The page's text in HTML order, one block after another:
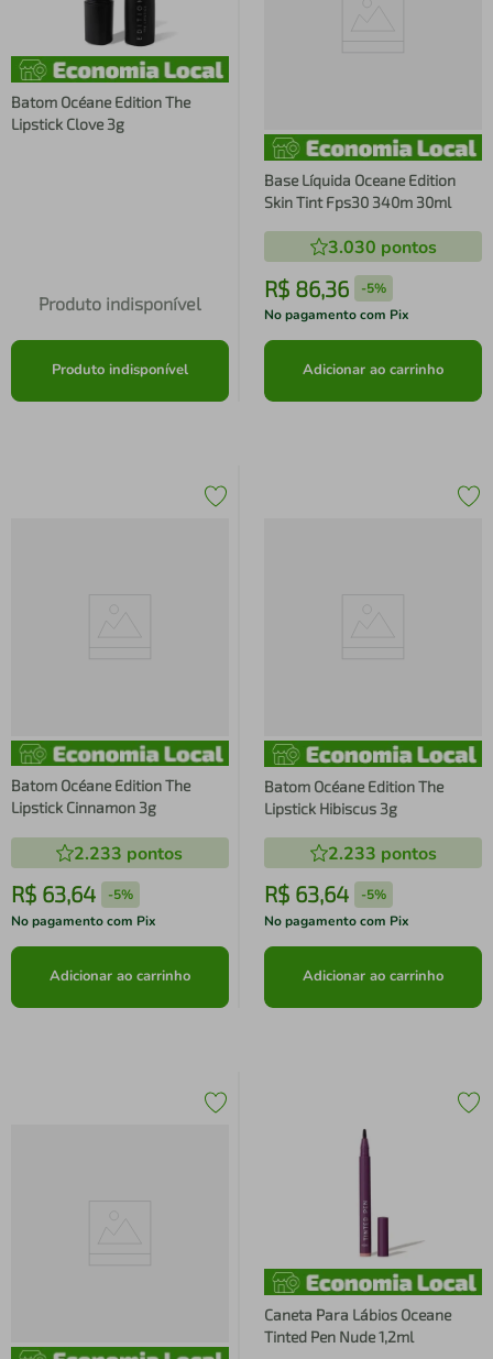
Batom Océane Edition The
Lipstick Clove 3g
Produto indisponível
Produto indisponível
Base Líquida Oceane Edition
Skin Tint Fps30 340m 30ml
3.030 pontos
R$ 86,36 -5%
No pagamento com Pix
Adicionar ao carrinho
Batom Océane Edition The
Lipstick Cinnamon 3g
2.233 pontos
R$ 63,64 -5%
No pagamento com Pix
Adicionar ao carrinho
Batom Océane Edition The
Lipstick Hibiscus 3g
2.233 pontos
R$ 63,64 -5%
No pagamento com Pix
Adicionar ao carrinho
Caneta Para Lábios Oceane
Tinted Pen Nude 1,2ml